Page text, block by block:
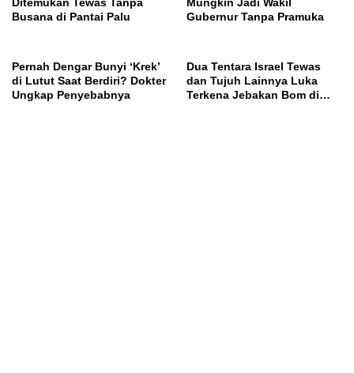
Ditemukan Tewas Tanpa
Busana di Pantai Palu
Mungkin Jadi Wakil
Gubernur Tanpa Pramuka
Pernah Dengar Bunyi ‘Krek’
di Lutut Saat Berdiri? Dokter
Ungkap Penyebabnya
Dua Tentara Israel Tewas
dan Tujuh Lainnya Luka
Terkena Jebakan Bom di